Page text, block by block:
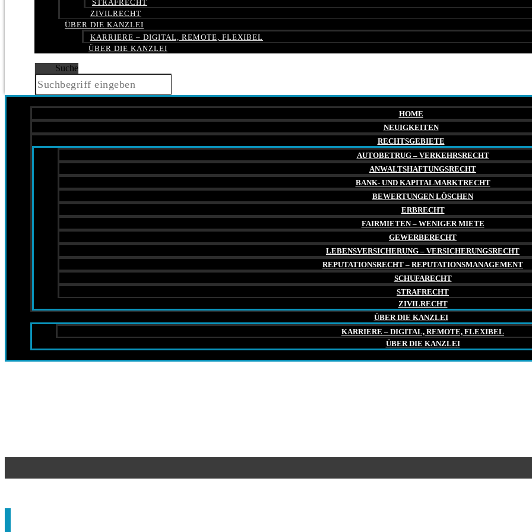
STRAFRECHT
ZIVILRECHT
ÜBER DIE KANZLEI
KARRIERE – DIGITAL, REMOTE, FLEXIBEL
ÜBER DIE KANZLEI
Suche
HOME
NEUIGKEITEN
RECHTSGEBIETE
AUTOBETRUG – VERKEHRSRECHT
ANWALTSHAFTUNGSRECHT
BANK- UND KAPITALMARKTRECHT
BEWERTUNGEN LÖSCHEN
ERBRECHT
FAIRMIETEN – WENIGER MIETE
GEWERBERECHT
LEBENSVERSICHERUNG – VERSICHERUNGSRECHT
REPUTATIONSRECHT – REPUTATIONSMANAGEMENT
SCHUFARECHT
STRAFRECHT
ZIVILRECHT
ÜBER DIE KANZLEI
KARRIERE – DIGITAL, REMOTE, FLEXIBEL
ÜBER DIE KANZLEI